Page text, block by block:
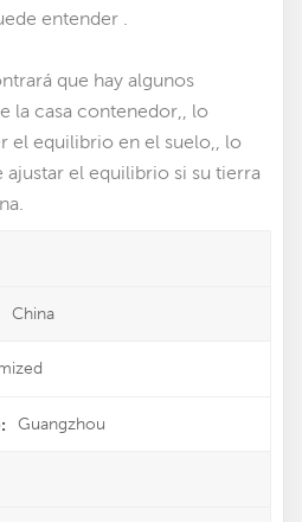
entender .
que hay algunos
la casa contenedor,, lo
el equilibrio en el suelo,, lo
ajustar el equilibrio si su tierra
China
Guangzhou